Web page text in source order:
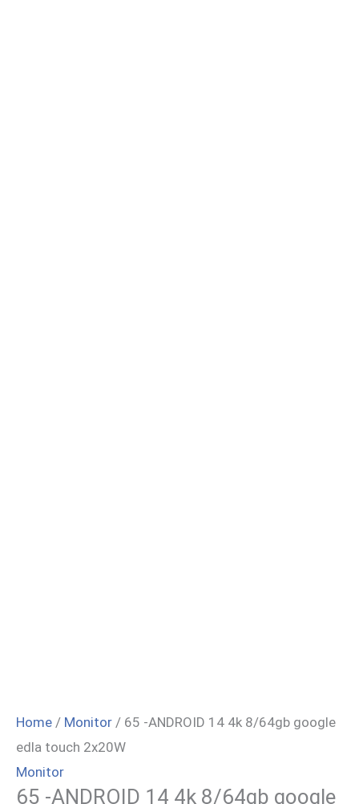
Home / Monitor / 65 -ANDROID 14 4k 8/64gb google
edla touch 2x20W
Monitor
65 -ANDROID 14 4k 8/64gb google